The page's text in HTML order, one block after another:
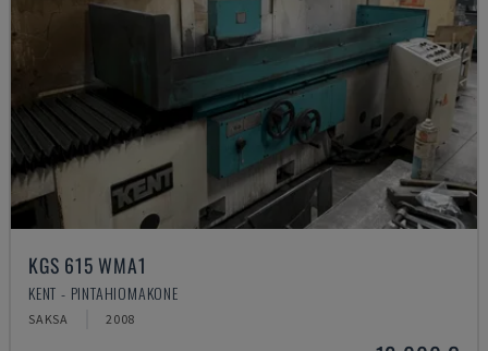
KGS 615 WMA1
KENT - PINTAHIOMAKONE
SAKSA 2008